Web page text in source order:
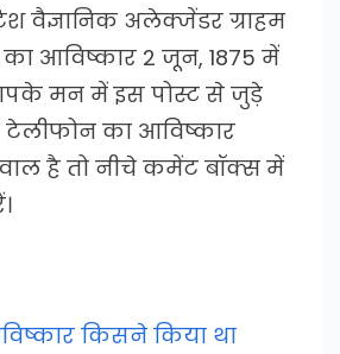
वैज्ञानिक अलेक्जेंडर ग्राहम
आविष्कार 2 जून, 1875 में
मन में इस पोस्ट से जुड़े
टेलीफोन का आविष्कार
है तो नीचे कमेंट बॉक्स में
किसने किया था